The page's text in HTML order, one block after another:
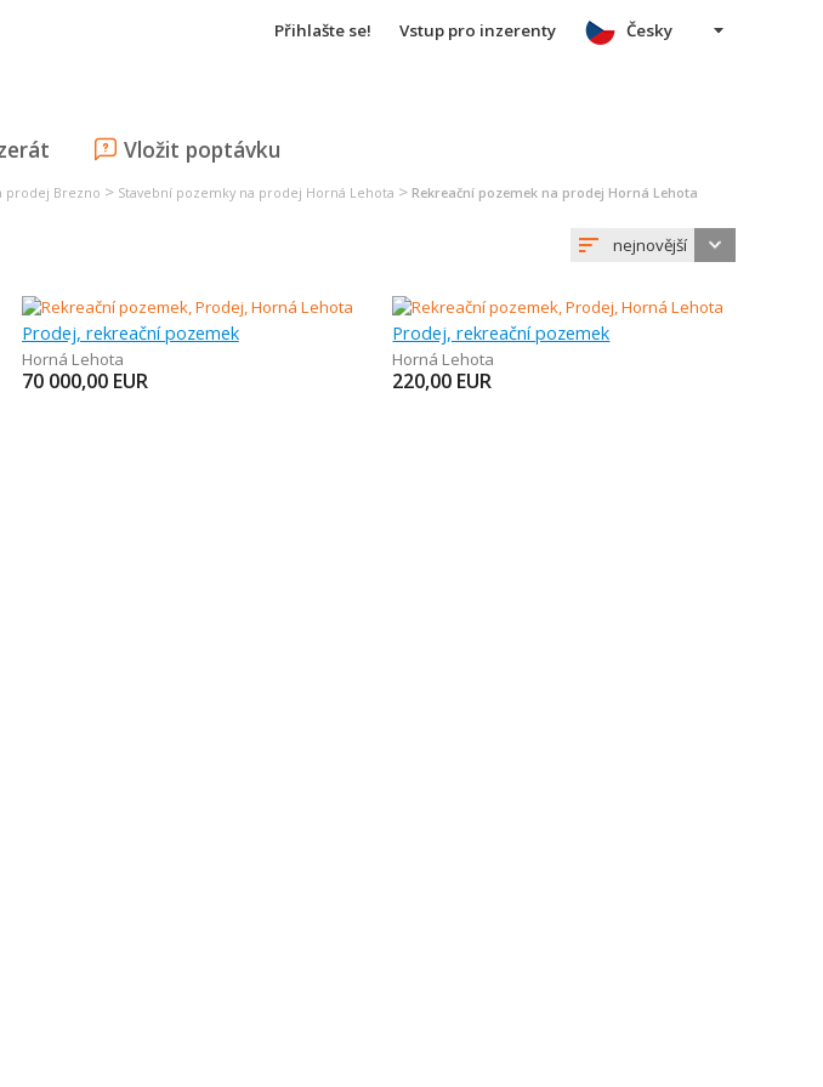
Přihlašte se! Vstup pro inzerenty
Vložit poptávku
Česky
prodej Brezno > Stavební pozemky na prodej Horná Lehota > Rekreační pozemek na prodej Horná Lehota
nejnovější
Prodej, rekreační pozemek
Horná Lehota
70 000,00 EUR
Prodej, rekreační pozemek
Horná Lehota
220,00 EUR